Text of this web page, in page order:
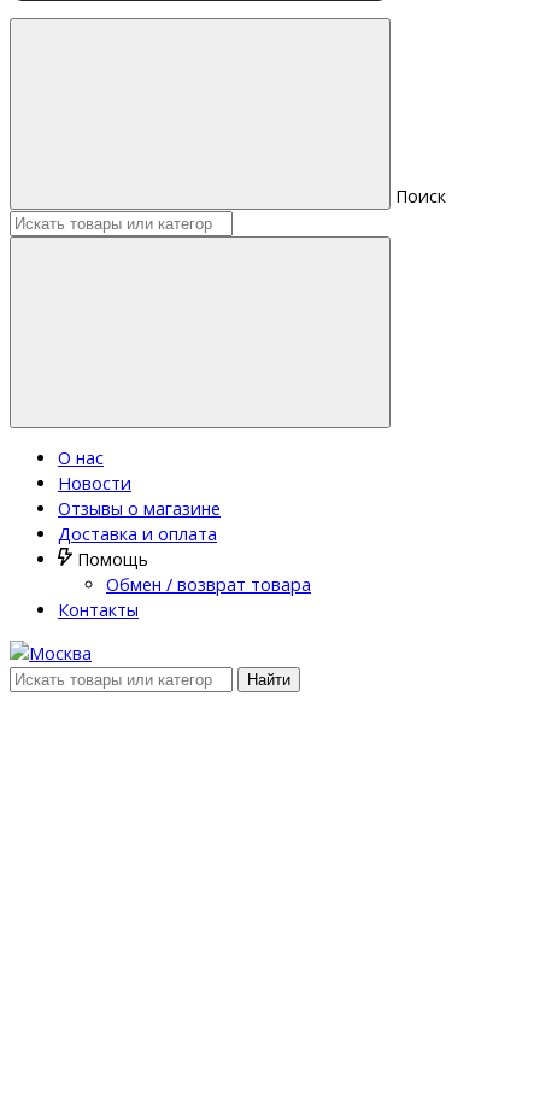
Поиск
О нас
Новости
Отзывы о магазине
Доставка и оплата
Помощь
Обмен / возврат товара
Контакты
Найти